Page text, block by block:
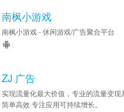
南枫小游戏
南枫小游戏 - 休闲游戏/广告聚合平台
ZJ 广告
实现流量化最大价值，专业的流量变现
简单高效 专注应用可持续增长。